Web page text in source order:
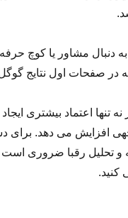
دنبال مشاور یا کوچ
در صفحات اول نتایج گوگل
نه تنها اعتماد بیشتری
افزایش می دهد. برای
تحلیل رقبا ضروری است